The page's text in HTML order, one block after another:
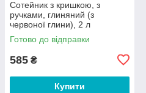
Сотейник з кришкою, з
ручками, глиняний (з
червоної глини), 2 л
Готово до відправки
585 ₴
Купити